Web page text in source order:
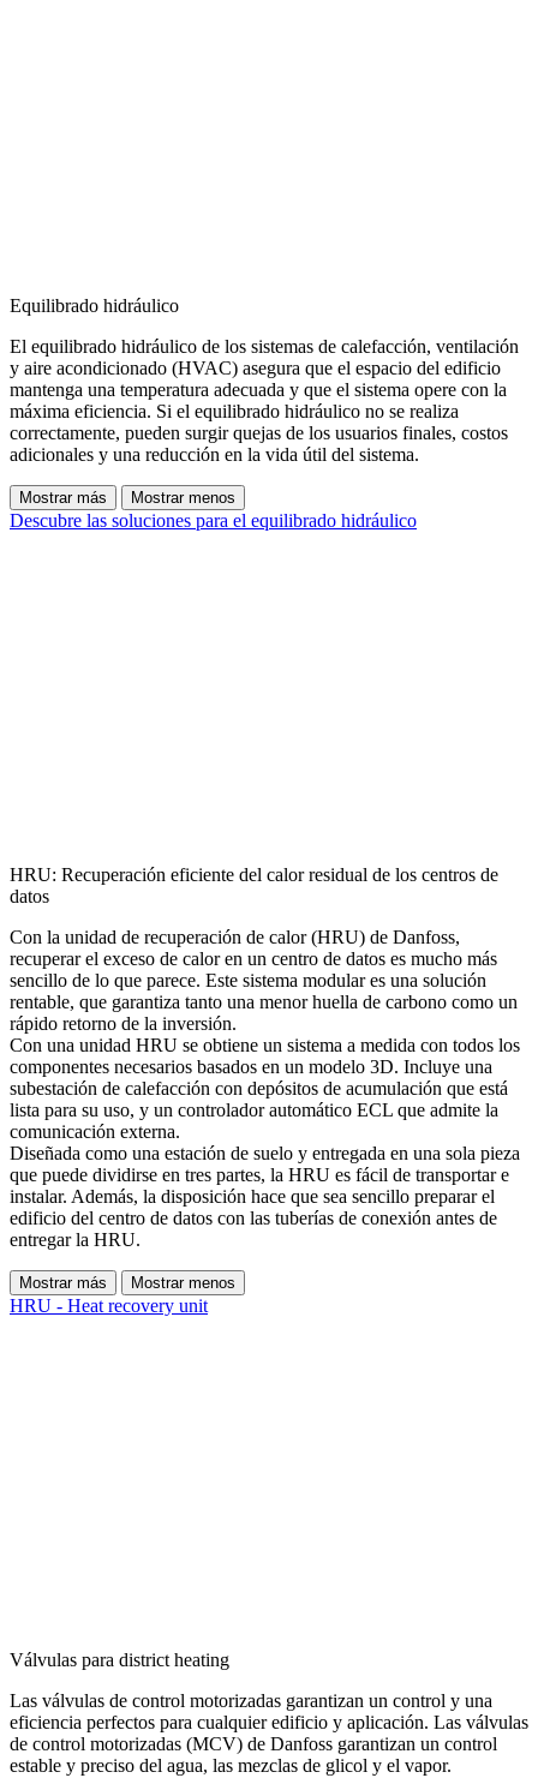
Equilibrado hidráulico
El equilibrado hidráulico de los sistemas de calefacción, ventilación
y aire acondicionado (HVAC) asegura que el espacio del edificio
mantenga una temperatura adecuada y que el sistema opere con la
máxima eficiencia. Si el equilibrado hidráulico no se realiza
correctamente, pueden surgir quejas de los usuarios finales, costos
adicionales y una reducción en la vida útil del sistema.
Mostrar más Mostrar menos
Descubre las soluciones para el equilibrado hidráulico
HRU: Recuperación eficiente del calor residual de los centros de
datos
Con la unidad de recuperación de calor (HRU) de Danfoss,
recuperar el exceso de calor en un centro de datos es mucho más
sencillo de lo que parece. Este sistema modular es una solución
rentable, que garantiza tanto una menor huella de carbono como un
rápido retorno de la inversión.
Con una unidad HRU se obtiene un sistema a medida con todos los
componentes necesarios basados en un modelo 3D. Incluye una
subestación de calefacción con depósitos de acumulación que está
lista para su uso, y un controlador automático ECL que admite la
comunicación externa.
Diseñada como una estación de suelo y entregada en una sola pieza
que puede dividirse en tres partes, la HRU es fácil de transportar e
instalar. Además, la disposición hace que sea sencillo preparar el
edificio del centro de datos con las tuberías de conexión antes de
entregar la HRU.
Mostrar más Mostrar menos
HRU - Heat recovery unit
Válvulas para district heating
Las válvulas de control motorizadas garantizan un control y una
eficiencia perfectos para cualquier edificio y aplicación. Las válvulas
de control motorizadas (MCV) de Danfoss garantizan un control
estable y preciso del agua, las mezclas de glicol y el vapor.